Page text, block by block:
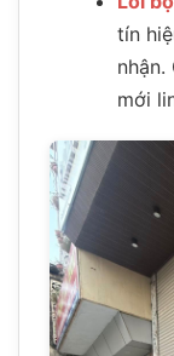
tín
mới